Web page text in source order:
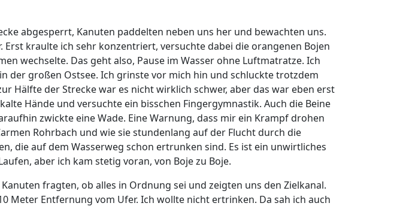
abgesperrt, Kanuten paddelten neben uns her und bewachten uns.
kraulte ich sehr konzentriert, versuchte dabei die orangenen Bojen
wechselte. Das geht also, Pause im Wasser ohne Luftmatratze. Ich
der großen Ostsee. Ich grinste vor mich hin und schluckte trotzdem
Hälfte der Strecke war es nicht wirklich schwer, aber das war eben erst
Hände und versuchte ein bisschen Fingergymnastik. Auch die Beine
zwickte eine Wade. Eine Warnung, dass mir ein Krampf drohen
Rohrbach und wie sie stundenlang auf der Flucht durch die
die auf dem Wasserweg schon ertrunken sind. Es ist ein unwirtliches
aber ich kam stetig voran, von Boje zu Boje.
fragten, ob alles in Ordnung sei und zeigten uns den Zielkanal.
Meter Entfernung vom Ufer. Ich wollte nicht ertrinken. Da sah ich auch